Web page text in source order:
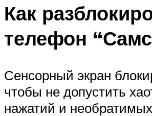
Как
телефон
Сенсорный экран
чтобы не допустить
нажатий и